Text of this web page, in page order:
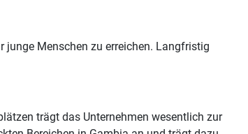
junge Menschen zu erreichen. Langfristig
trägt das Unternehmen wesentlich zur